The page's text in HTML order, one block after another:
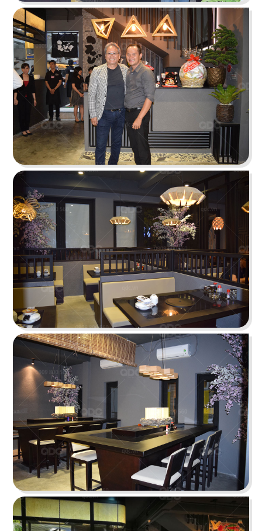
BONCHON CHICKEN
Thiết kế lấy sắc đỏ - cam - xám làm chủ đạo tạo
một tổng thể năng động
Chi tiết
HOÀNG TÂM
Phong cách Indochine lấy thiên nhiên làm điểm
nhấn tái hiện nét văn hóa Đông và Tây
Chi tiết